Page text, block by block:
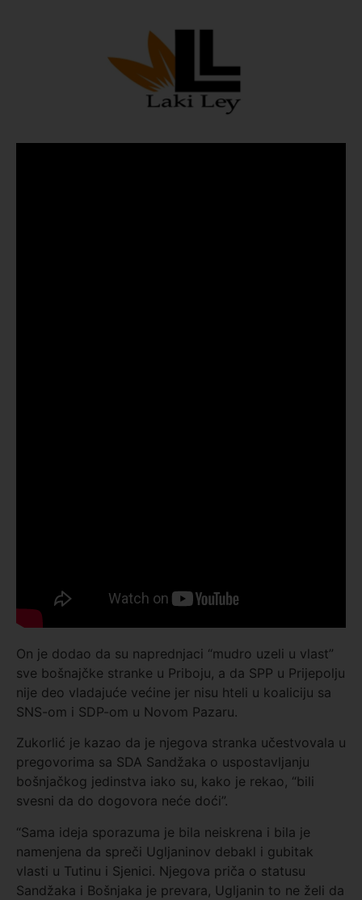
On je dodao da su naprednjaci “mudro uzeli u vlast”
sve bošnajčke stranke u Priboju, a da SPP u Prijepolju
nije deo vladajuće većine jer nisu hteli u koaliciju sa
SNS-om i SDP-om u Novom Pazaru.
Zukorlić je kazao da je njegova stranka učestvovala u
pregovorima sa SDA Sandžaka o uspostavljanju
bošnjačkog jedinstva iako su, kako je rekao, “bili
svesni da do dogovora neće doći”.
“Sama ideja sporazuma je bila neiskrena i bila je
namenjena da spreči Ugljaninov debakl i gubitak
vlasti u Tutinu i Sjenici. Njegova priča o statusu
Sandžaka i Bošnjaka je prevara, Ugljanin to ne želi da